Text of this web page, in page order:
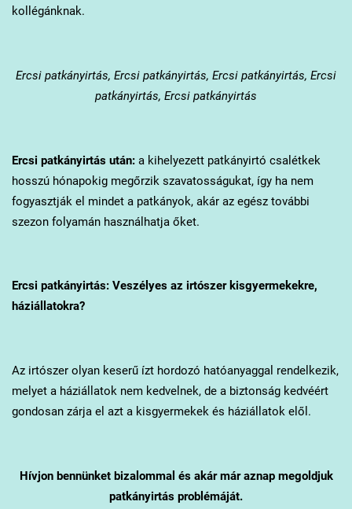
kollégánknak.
Ercsi patkányirtás, Ercsi patkányirtás, Ercsi patkányirtás, Ercsi
patkányirtás, Ercsi patkányirtás
Ercsi patkányirtás után:a kihelyezett patkányirtó csalétkek
hosszú hónapokig megőrzik szavatosságukat, így ha nem
fogyasztják el mindet a patkányok, akár az egész további
szezon folyamán használhatja őket.
Ercsi patkányirtás: Veszélyes az irtószer kisgyermekekre,
háziállatokra?
Az irtószer olyan keserű ízt hordozó hatóanyaggal rendelkezik,
melyet a háziállatok nem kedvelnek, de a biztonság kedvéért
gondosan zárja el azt a kisgyermekek és háziállatok elől.
Hívjon bennünket bizalommal és akár már aznap megoldjuk
patkányirtás problémáját.